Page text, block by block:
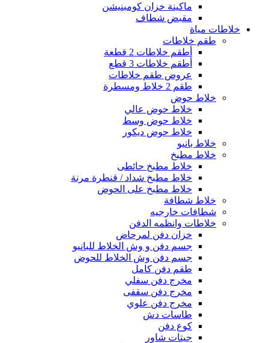
ماكينة خزان كومبنيشن
مقبض شطاف
خلاطات مياة
طقم خلاطات
أطقم خلاطات 2 قطعة
أطقم خلاطات 3 قطع
عروض طقم خلاطات
طقم 2 خلاط ومسطرة
خلاط حوض
خلاط حوض عالي
خلاط حوض وسط
خلاط حوض ديكور
خلاط بانيو
خلاط مطبخ
خلاط مطبخ حائطى
خلاط مطبخ شداد / قنطرة مرنة
خلاط مطبخ على الحوض
خلاط شطافة
شطافات خارجيه
خلاطات وانظمه الدفن
خزان دفن لمرحاض
جسم دفن و وش الخلاط للبانيو
جسم دفن وش الخلاط للحوض
طقم دفن كامل
مخرج دفن سفلي
مخرج دفن سقفى
مخرج دفن علوي
طاسات دش
كوع دفن
جيتات شاور